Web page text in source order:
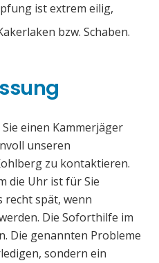
ist extrem eilig,
bzw. Schaben.
einen Kammerjäger
unseren
zu kontaktieren.
die Uhr ist für Sie
recht spät, wenn
Die Soforthilfe im
Die genannten Probleme
sondern ein